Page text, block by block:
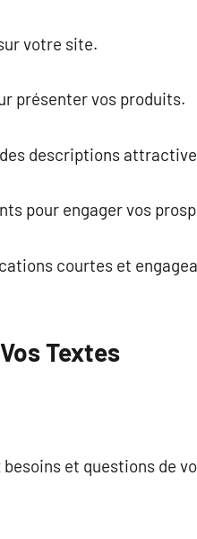
votre site.
présenter vos produits.
descriptions
pour engager vos
courtes et
Textes
et questions de